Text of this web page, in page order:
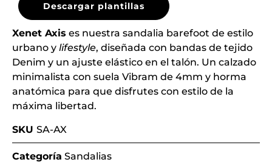
Descargar plantillas
Xenet Axis es nuestra sandalia barefoot de estilo
urbano y lifestyle, diseñada con bandas de tejido
Denim y un ajuste elástico en el talón. Un calzado
minimalista con suela Vibram de 4mm y horma
anatómica para que disfrutes con estilo de la
máxima libertad.
SKU SA-AX
Categoría Sandalias